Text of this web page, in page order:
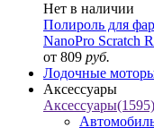
Нет в наличии
Полироль для
NanoPro Scratch
от 809 руб.
Лодочные
Аксессуары
Аксессуары(1595)